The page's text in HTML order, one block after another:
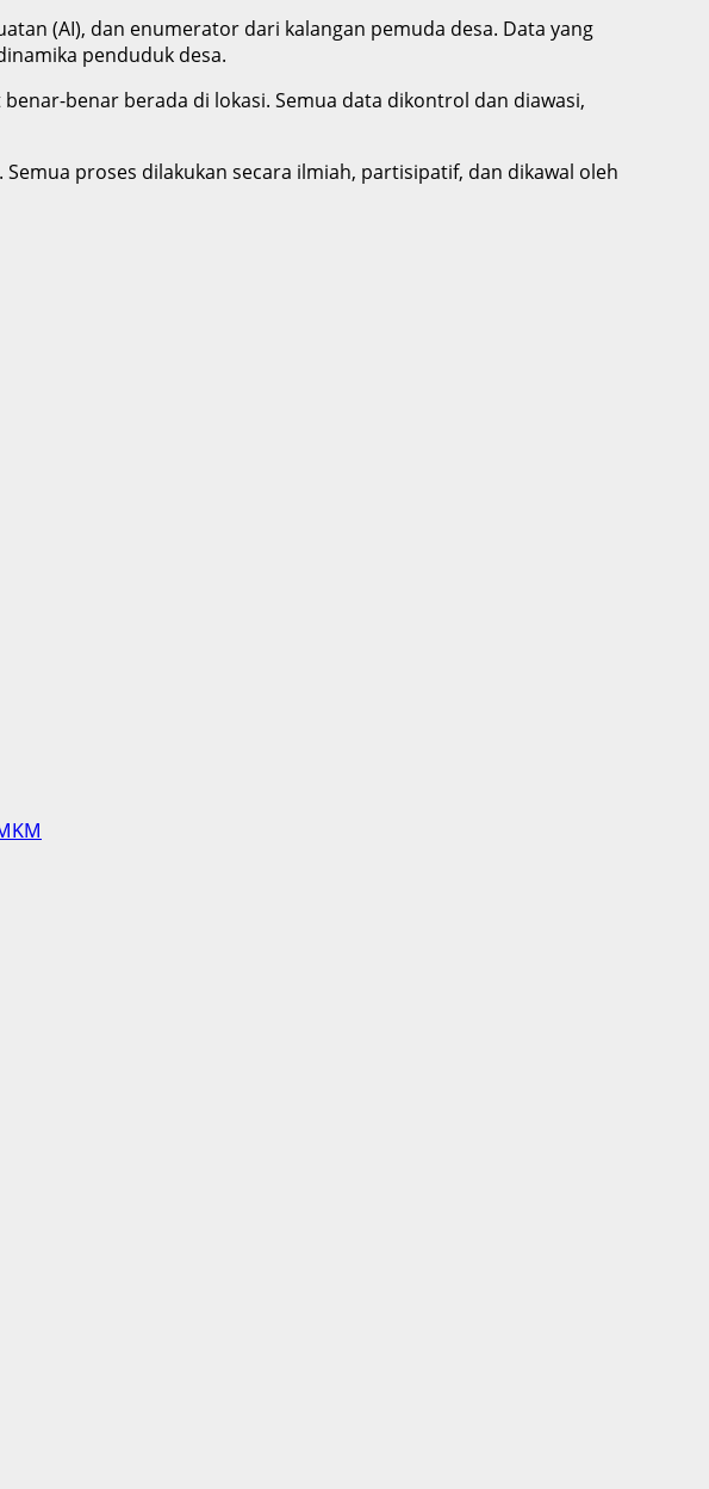
(AI), dan enumerator dari kalangan pemuda desa. Data yang
penduduk desa.
benar berada di lokasi. Semua data dikontrol dan diawasi,
proses dilakukan secara ilmiah, partisipatif, dan dikawal oleh